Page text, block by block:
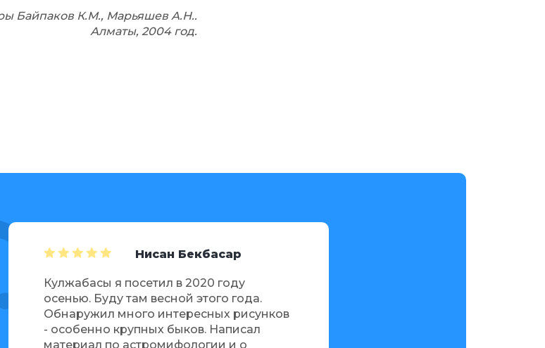
Байпаков К.М., Марьяшев А.Н..
Алматы, 2004 год.
Нисан Бекбасар
Кулжабасы я посетил в 2020 году
осенью. Буду там весной этого года.
Обнаружил много интересных рисунков
- особенно крупных быков. Написал
материал по астромифологии и о